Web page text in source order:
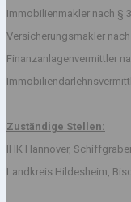
Immobilienmakler nach §
Versicherungsmakler
Finanzanlagenvermittler
Zuständige Stellen:
IHK Hannover,
Landkreis Hildesheim,